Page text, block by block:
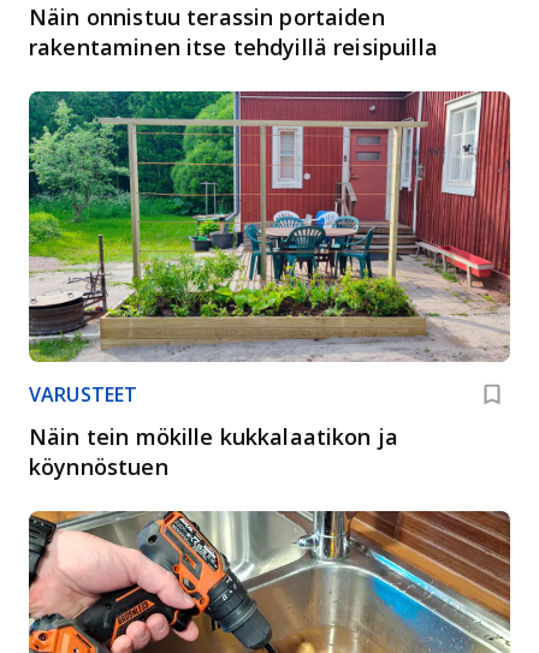
Näin onnistuu terassin portaiden
rakentaminen itse tehdyillä reisipuilla
VARUSTEET
Näin tein mökille kukkalaatikon ja
köynnöstuen